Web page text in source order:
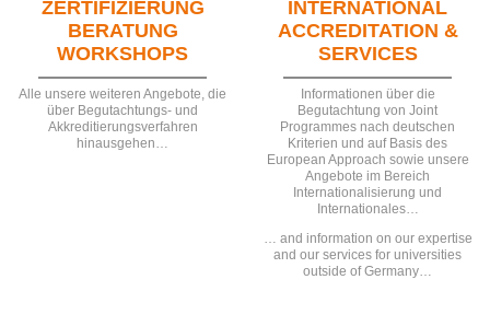
ZERTIFIZIERUNG
BERATUNG
WORKSHOPS
Alle unsere weiteren Angebote, die
über Begutachtungs- und
Akkreditierungsverfahren
hinausgehen…
INTERNATIONAL
ACCREDITATION &
SERVICES
Informationen über die
Begutachtung von Joint
Programmes nach deutschen
Kriterien und auf Basis des
European Approach sowie unsere
Angebote im Bereich
Internationalisierung und
Internationales…
… and information on our expertise
and our services for universities
outside of Germany…